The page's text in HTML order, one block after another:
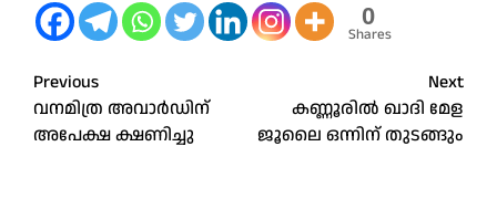
0
Shares
Post
navigation
Previous
വനമിത്ര അവാർഡിന്
അപേക്ഷ ക്ഷണിച്ചു
Next
കണ്ണൂരിൽ ഖാദി മേള
ജൂലൈ ഒന്നിന് തുടങ്ങും